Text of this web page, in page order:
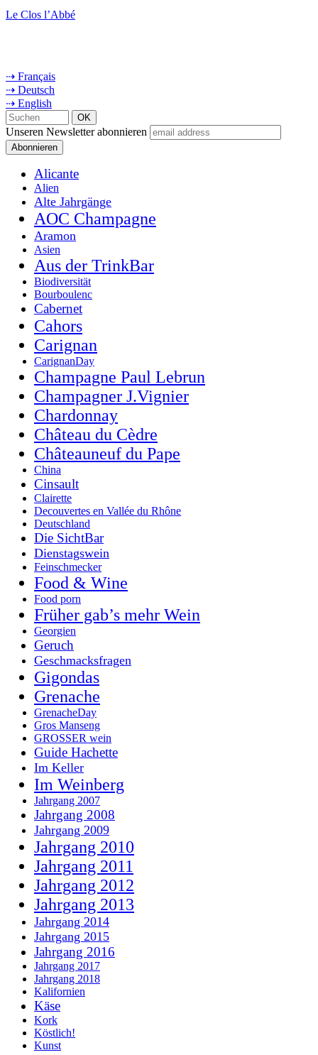
Le Clos l’Abbé
⇢ Français
⇢ Deutsch
⇢ English
Unseren Newsletter abonnieren
Alicante
Alien
Alte Jahrgänge
AOC Champagne
Aramon
Asien
Aus der TrinkBar
Biodiversität
Bourboulenc
Cabernet
Cahors
Carignan
CarignanDay
Champagne Paul Lebrun
Champagner J.Vignier
Chardonnay
Château du Cèdre
Châteauneuf du Pape
China
Cinsault
Clairette
Decouvertes en Vallée du Rhône
Deutschland
Die SichtBar
Dienstagswein
Feinschmecker
Food & Wine
Food porn
Früher gab’s mehr Wein
Georgien
Geruch
Geschmacksfragen
Gigondas
Grenache
GrenacheDay
Gros Manseng
GROSSER wein
Guide Hachette
Im Keller
Im Weinberg
Jahrgang 2007
Jahrgang 2008
Jahrgang 2009
Jahrgang 2010
Jahrgang 2011
Jahrgang 2012
Jahrgang 2013
Jahrgang 2014
Jahrgang 2015
Jahrgang 2016
Jahrgang 2017
Jahrgang 2018
Kalifornien
Käse
Kork
Köstlich!
Kunst